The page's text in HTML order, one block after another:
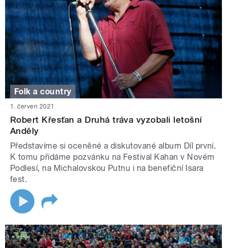
Folk a country
1. červen 2021
Robert Křesťan a Druhá tráva vyzobali letošní
Anděly
Představíme si oceněné a diskutované album Díl první.
K tomu přidáme pozvánku na Festival Kahan v Novém
Podlesí, na Michalovskou Putnu i na benefiční Isara
fest.